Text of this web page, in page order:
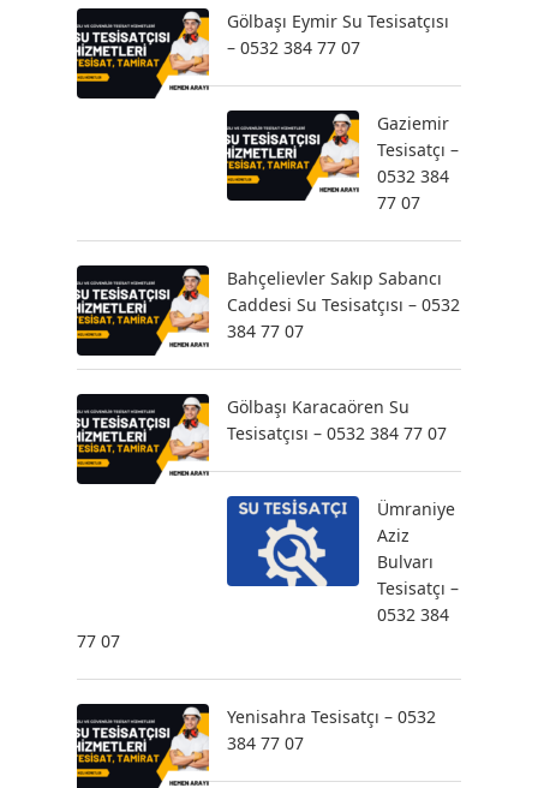
Gölbaşı Eymir Su Tesisatçısı
– 0532 384 77 07
Gaziemir
Tesisatçı –
0532 384
77 07
Bahçelievler Sakıp Sabancı
Caddesi Su Tesisatçısı – 0532
384 77 07
Gölbaşı Karacaören Su
Tesisatçısı – 0532 384 77 07
Ümraniye
Aziz
Bulvarı
Tesisatçı –
0532 384
77 07
Yenisahra Tesisatçı – 0532
384 77 07